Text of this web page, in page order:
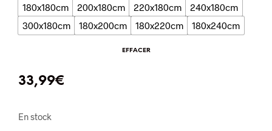
180x180cm
200x180cm 220x180cm
240x180cm
300x180cm
180x200cm 180x220cm 180x240cm
EFFACER
33,99€
En stock